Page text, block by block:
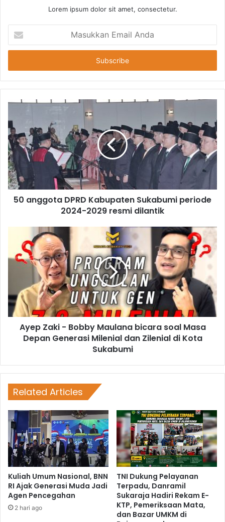
Lorem ipsum dolor sit amet, consectetur.
Email
Anda
50 anggota DPRD Kabupaten Sukabumi periode
2024-2029 resmi dilantik
Ayep Zaki - Bobby Maulana bicara soal Masa
Depan Generasi Milenial dan Zilenial di Kota
Sukabumi
Related Articles
Kuliah Umum Nasional, BNN
RI Ajak Generasi Muda Jadi
Agen Pencegahan
2 hari ago
TNI Dukung Pelayanan
Terpadu, Danramil
Sukaraja Hadiri Rekam E-
KTP, Pemeriksaan Mata,
dan Bazar UMKM di